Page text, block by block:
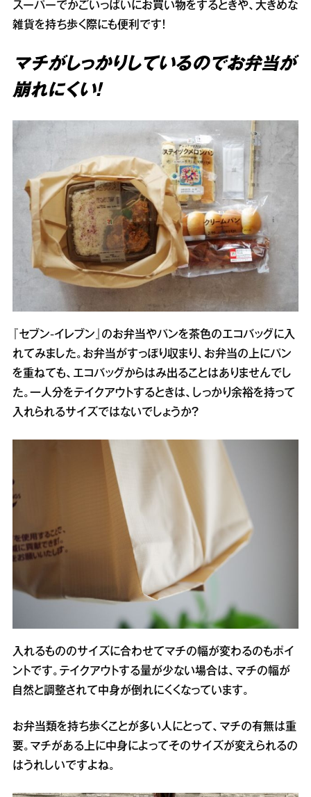
スーパーでかごいっぱいにお買い物をするときや、大きめな
雑貨を持ち歩く際にも便利です！
マチがしっかりしているのでお弁当が
崩れにくい！
『セブン‐イレブン』のお弁当やパンを茶色のエコバッグに入
れてみました。お弁当がすっぽり収まり、お弁当の上にパン
を重ねても、エコバッグからはみ出ることはありませんでし
た。一人分をテイクアウトするときは、しっかり余裕を持って
入れられるサイズではないでしょうか？
入れるもののサイズに合わせてマチの幅が変わるのもポイ
ントです。テイクアウトする量が少ない場合は、マチの幅が
自然と調整されて中身が倒れにくくなっています。
お弁当類を持ち歩くことが多い人にとって、マチの有無は重
要。マチがある上に中身によってそのサイズが変えられるの
はうれしいですよね。